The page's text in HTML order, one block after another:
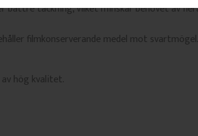
täckning, vilket minskar behovet av
filmkonserverande medel mot svartmögel.
hög kvalitet.